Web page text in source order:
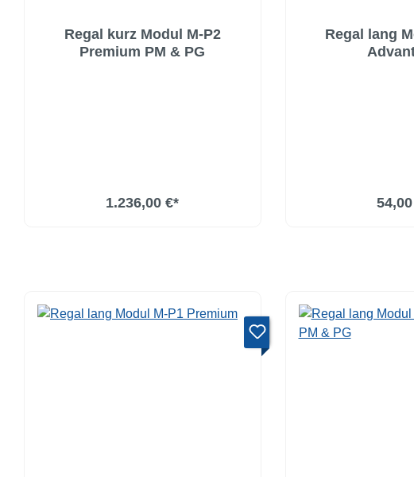
Regal kurz Modul M-P2
Premium PM & PG
1.236,00 €*
Regal lang